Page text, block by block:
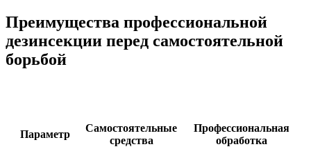
Преимущества профессиональной
дезинсекции перед самостоятельной
борьбой
Параметр
Самостоятельные
средства
Профессиональная
обработка